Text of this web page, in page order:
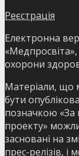
Реєстрація
Електронна
охорони
Матеріали, що
бути
позначкою «За
проекту»
засновані на
прес-релізів, і